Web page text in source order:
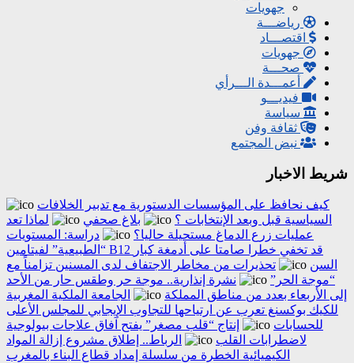
جهويات
رياضـــة
اقتصـــاد
جهويات
صحـــة
أعمـــدة الـــرأي
فيديـــو
سياسة
ثقافة وفن
نبض المجتمع
شريط الاخبار
كيف نحافظ على المؤسسات الدستورية مع تدبير الخلافات
السياسية قبل وبعد الإنتخابات ؟
بلاغ صحفي
لماذا تعد
عمليات زرع الدماغ مستحيلة حاليا؟
دراسة: المستويات
“الطبيعية” لفيتامين B12 قد تخفي خطرا صامتا على أدمغة كبار
السن
تحذيرات من مخاطر الاجتفاف لدى المسنين تزامناً مع
“موجة الحر”
نشرة إنذارية.. موجة حر وطقس حار من الأحد
إلى الأربعاء بعدد من مناطق المملكة
الجامعة الملكية المغربية
للكيك بوكسنغ تعرب عن ارتياحها للتجاوب الإيجابي للمجلس الأعلى
للحسابات
إنتاج “قلب مصغر” يفتح آفاق علاجات بيولوجية
لاضطرابات القلب
الرباط.. إطلاق مشروع إزالة المواد
الكيميائية الخطرة من سلسلة إمداد قطاع البناء بالمغرب